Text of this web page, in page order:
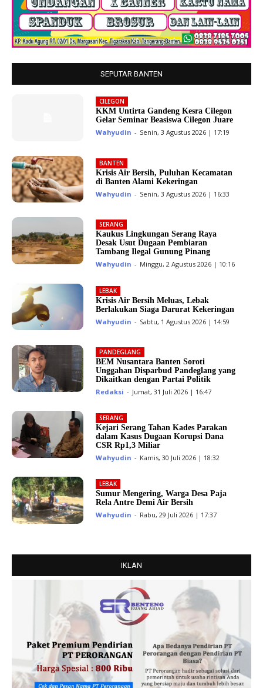
SEPUTAR BANTEN
CILEGON
KKM Untirta Gandeng Kesra Cilegon
Gelar Seminar Beasiswa Cilegon Juare
Wahyudin - Senin, 3 Agustus 2026 | 17:19
BANTEN
Krisis Air Bersih, Puluhan Kecamatan
di Banten Alami Kekeringan
Wahyudin - Senin, 3 Agustus 2026 | 16:33
SERANG
Kaukus Lingkungan Serang Raya
Desak Usut Dugaan Pembiaran
Tambang Ilegal Gunung Pinang
Wahyudin - Minggu, 2 Agustus 2026 | 10:16
LEBAK
Krisis Air Bersih Meluas, Lebak
Berlakukan Siaga Darurat Kekeringan
Wahyudin - Sabtu, 1 Agustus 2026 | 14:59
PANDEGLANG
BEM Nusantara Banten Soroti
Unggahan Disparbud Pandeglang yang
Dikaitkan dengan Partai Politik
Redaksi - Jumat, 31 Juli 2026 | 16:47
SERANG
Kejari Serang Tahan Kades Parakan
dalam Kasus Dugaan Korupsi Dana
CSR Rp1,3 Miliar
Wahyudin - Kamis, 30 Juli 2026 | 18:32
LEBAK
Sumur Mengering, Warga Desa Paja
Rela Antre Demi Air Bersih
Wahyudin - Rabu, 29 Juli 2026 | 17:37
IKLAN